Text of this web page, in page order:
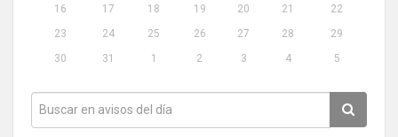
16
17 18 19 20 21
22
23
24 25 26 27 28
29
30
31 1 2 3 4 5